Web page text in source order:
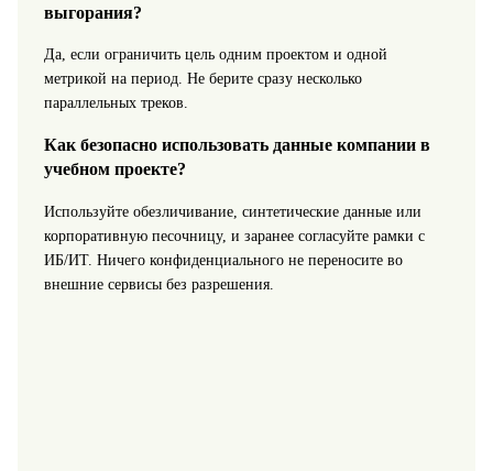
выгорания?
Да, если ограничить цель одним проектом и одной
метрикой на период. Не берите сразу несколько
параллельных треков.
Как безопасно использовать данные компании в
учебном проекте?
Используйте обезличивание, синтетические данные или
корпоративную песочницу, и заранее согласуйте рамки с
ИБ/ИТ. Ничего конфиденциального не переносите во
внешние сервисы без разрешения.